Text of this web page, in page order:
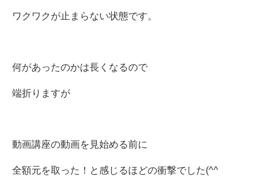
ワクワクが止まらない状態です。
何があったのかは長くなるので
端折りますが
動画講座の動画を見始める前に
全額元を取った！と感じるほどの衝撃でした(^^ゞ